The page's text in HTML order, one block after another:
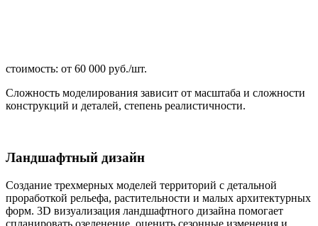
стоимость: от 60 000 руб./шт.
Сложность моделирования зависит от масштаба и сложности
конструкций и деталей, степень реалистичности.
Ландшафтный дизайн
Создание трехмерных моделей территорий с детальной
проработкой рельефа, растительности и малых архитектурных
форм. 3D визуализация ландшафтного дизайна помогает
спланировать озеленение, оценить сезонные изменения и